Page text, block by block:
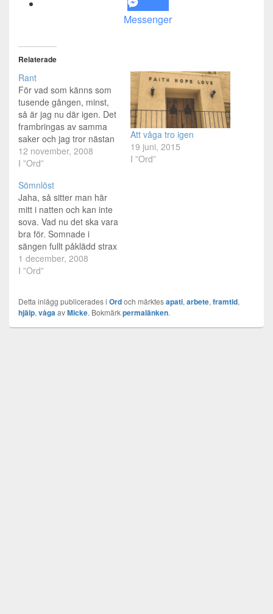
Messenger
Relaterade
Rant
För vad som känns som
tusende gången, minst,
så är jag nu där igen. Det
frambringas av samma
saker och jag tror nästan
jag är ute efter det på en
omedveten nivå. För jag
utlopp för alla de känslor
som jag aldrig annars får
utlopp för.…
12 november, 2008
I ”Ord”
Att våga tro igen
19 juni, 2015
I ”Ord”
Sömnlöst
Jaha, så sitter man här
mitt i natten och kan inte
sova. Vad nu det ska vara
bra för. Somnade i
sängen fullt påklädd strax
efter 23 tror jag det var.
Vaknade halv 4 och
har jag inte lyckats med
det.…
1 december, 2008
I ”Ord”
Detta inlägg publicerades i Ordoch märktesapati, arbete, framtid,
hjälp, vågaavMicke. Bokmärkpermalänken.